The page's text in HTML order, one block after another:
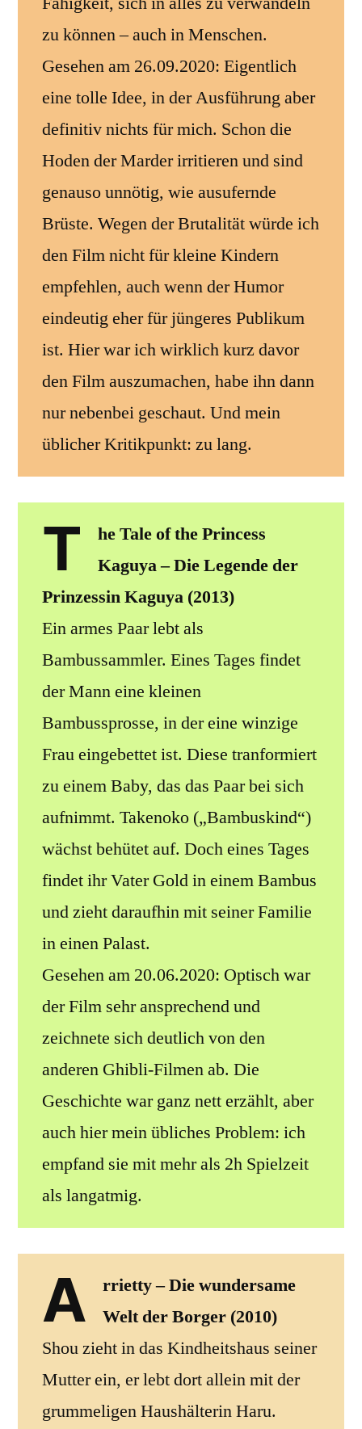
zu können – auch in Menschen.
Gesehen am 26.09.2020: Eigentlich
eine tolle Idee, in der Ausführung aber
definitiv nichts für mich. Schon die
Hoden der Marder irritieren und sind
genauso unnötig, wie ausufernde
Brüste. Wegen der Brutalität würde ich
den Film nicht für kleine Kindern
empfehlen, auch wenn der Humor
eindeutig eher für jüngeres Publikum
ist. Hier war ich wirklich kurz davor
den Film auszumachen, habe ihn dann
nur nebenbei geschaut. Und mein
üblicher Kritikpunkt: zu lang.
T
he Tale of the Princess
Kaguya – Die Legende der
Prinzessin Kaguya (2013)
Ein armes Paar lebt als
Bambussammler. Eines Tages findet
der Mann eine kleinen
Bambussprosse, in der eine winzige
Frau eingebettet ist. Diese tranformiert
zu einem Baby, das das Paar bei sich
aufnimmt. Takenoko („Bambuskind“)
wächst behütet auf. Doch eines Tages
findet ihr Vater Gold in einem Bambus
und zieht daraufhin mit seiner Familie
in einen Palast.
Gesehen am 20.06.2020: Optisch war
der Film sehr ansprechend und
zeichnete sich deutlich von den
anderen Ghibli-Filmen ab. Die
Geschichte war ganz nett erzählt, aber
auch hier mein übliches Problem: ich
empfand sie mit mehr als 2h Spielzeit
als langatmig.
A
rrietty – Die wundersame
Welt der Borger (2010)
Shou zieht in das Kindheitshaus seiner
Mutter ein, er lebt dort allein mit der
grummeligen Haushälterin Haru.